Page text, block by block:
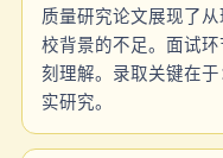
质量研究论文展现了
校背景的不足。面试
刻理解。录取关键在
实研究。